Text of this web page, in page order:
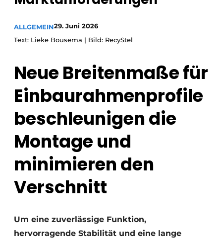
Profil
Ein Stellenangebot registrieren
Videos
Werben
ALLGEMEIN29. Juni 2026
Text: Lieke Bousema | Bild: RecyStel
Neue Breitenmaße für
Einbaurahmenprofile
beschleunigen die
Montage und
minimieren den
Verschnitt
Um eine zuverlässige Funktion,
hervorragende Stabilität und eine lange